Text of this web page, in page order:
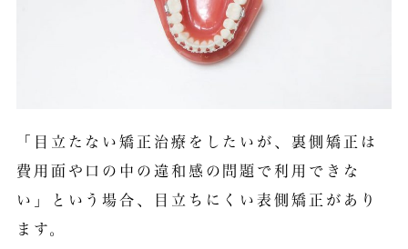
「目立たない矯正治療をしたいが、裏側矯正は
費用面や口の中の違和感の問題で利用できな
い」という場合、目立ちにくい表側矯正があり
ます。